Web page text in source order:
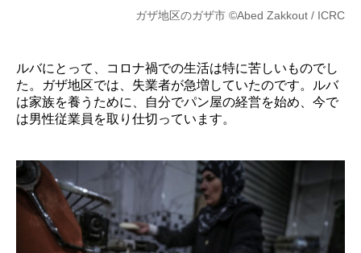
ガザ地区のガザ市 ©Abed Zakkout / ICRC
ルバにとって、コロナ禍での生活は特に苦しいものでし
た。ガザ地区では、失業者が急増していたのです。ルバ
は家族を養うために、自分でパン屋の経営を始め、今で
は男性従業員を取り仕切っています。